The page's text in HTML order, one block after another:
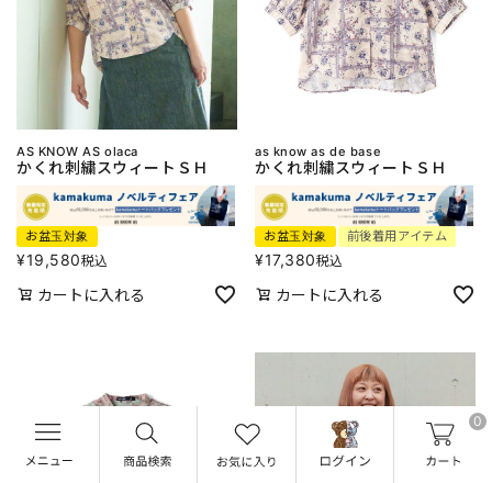
0
AS KNOW AS olaca
かくれ刺繍スウィートＳＨ
お盆玉対象
¥19,580税込
カートに入れる
as know as de base
かくれ刺繍スウィートＳＨ
お盆玉対象 前後着用アイテム
¥17,380税込
カートに入れる